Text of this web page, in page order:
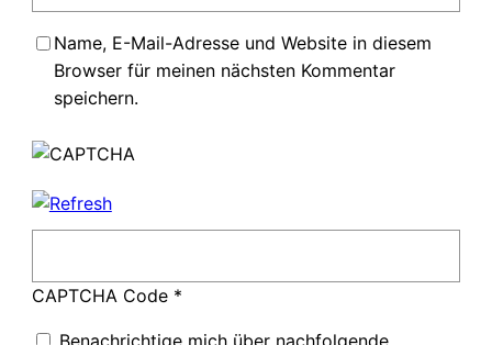
Name, E-Mail-Adresse und Website in diesem
Browser für meinen nächsten Kommentar
speichern.
CAPTCHA Code*
Benachrichtige mich über nachfolgende